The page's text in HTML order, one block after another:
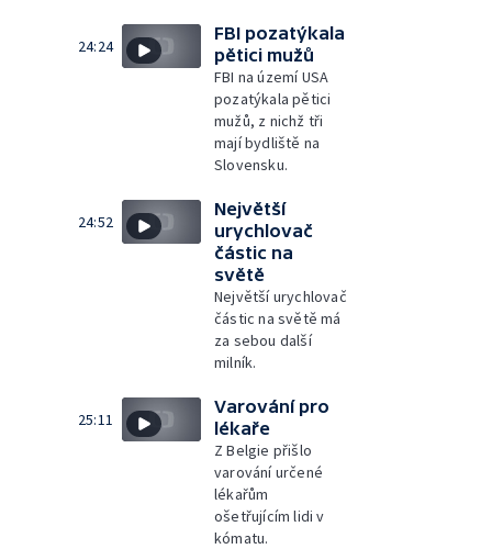
24:24
FBI pozatýkala
pětici mužů
FBI na území USA
pozatýkala pětici
mužů, z nichž tři
mají bydliště na
Slovensku.
24:52
Největší
urychlovač
částic na
světě
Největší urychlovač
částic na světě má
za sebou další
milník.
25:11
Varování pro
lékaře
Z Belgie přišlo
varování určené
lékařům
ošetřujícím lidi v
kómatu.